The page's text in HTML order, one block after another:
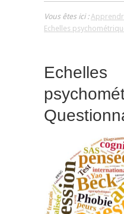
Vous êtes ici :
Echelles
Echelles